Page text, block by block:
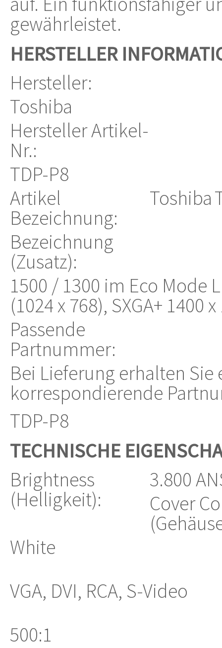
gewährleistet.
HERSTELLER
Hersteller:
Toshiba
Hersteller Artikel-
Nr.:
TDP-P8
Artikel
Bezeichnung:
Toshiba
Bezeichnung
(Zusatz):
1500 / 1300 im Eco Mode
(1024 x 768), SXGA+ 1400
Passende
Partnummer:
Bei Lieferung erhalten
korrespondierende
TDP-P8
TECHNISCHE
Brightness
(Helligkeit):
3.800
Cover
White
VGA, DVI, RCA, S-Video
500:1